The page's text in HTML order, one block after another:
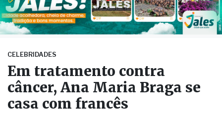
CELEBRIDADES
Em tratamento contra
câncer, Ana Maria Braga se
casa com francês